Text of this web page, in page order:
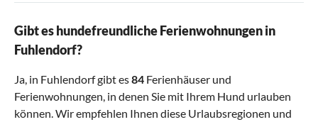
Gibt es hundefreundliche Ferienwohnungen in
Fuhlendorf?
Ja, in Fuhlendorf gibt es84 Ferienhäuser und
Ferienwohnungen, in denen Sie mit Ihrem Hund urlauben
können. Wir empfehlen Ihnen diese Urlaubsregionen und